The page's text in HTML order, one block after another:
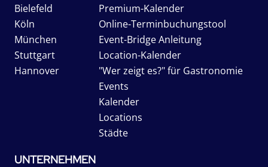
Bielefeld
Köln
München
Stuttgart
Hannover
Premium-Kalender
Online-Terminbuchungstool
Event-Bridge Anleitung
Location-Kalender
"Wer zeigt es?" für Gastronomie
Events
Kalender
Locations
Städte
UNTERNEHMEN